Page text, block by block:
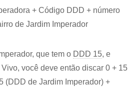
+ Código DDD + número
de Jardim Imperador
que tem o DDD 15, e
você deve então discar 0 + 15
(DDD de Jardim Imperador) +